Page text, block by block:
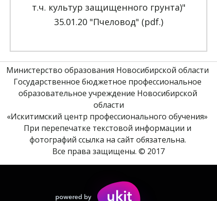
т.ч. культур защищенного грунта)"
35.01.20 "Пчеловод" (pdf.)
Министерство образования Новосибирской области
Государственное бюджетное профессиональное
образовательное учреждение Новосибирской
области
«Искитимский центр профессионального обучения»
При перепечатке текстовой информации и
фотографий ссылка на сайт обязательна.
Все права защищены. © 2017